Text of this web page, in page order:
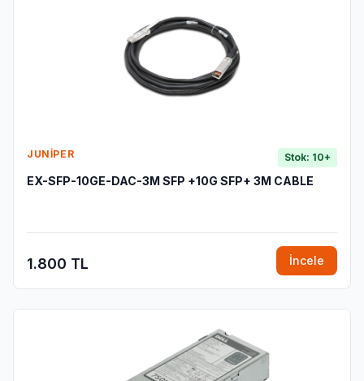
JUNIPER Stok: 10+
EX-SFP-10GE-DAC-3M SFP +10G SFP+ 3M CABLE
1.800 TL İncele